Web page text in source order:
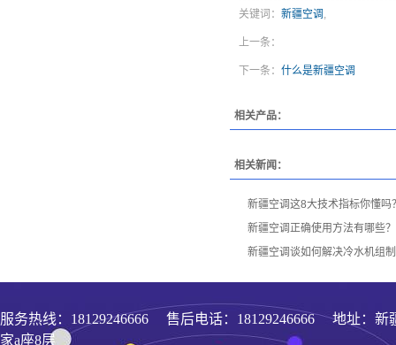
关键词： 新疆空调 ,
上一条：
下一条： 什么是新疆空调
相关产品：
相关新闻：
新疆空调这8大技术指标你懂吗
新疆空调正确使用方法有哪些？
新疆空调谈如何解决冷水机组
服务热线： 18129246666 售后电话：18129246666 地址：新
家a座8层